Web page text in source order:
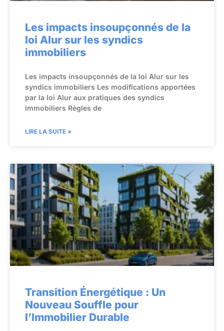
Les impacts insoupçonnés de la
loi Alur sur les syndics
immobiliers
Les impacts insoupçonnés de la loi Alur sur les
syndics immobiliers Les modifications apportées
par la loi Alur aux pratiques des syndics
immobiliers Règles de
LIRE LA SUITE »
Transition Énergétique : Un
Nouveau Souffle pour
l’Immobilier Durable